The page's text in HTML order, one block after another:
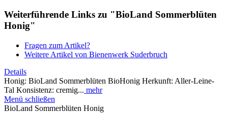
Weiterführende Links zu "BioLand Sommerblüten
Honig"
Fragen zum Artikel?
Weitere Artikel von Bienenwerk Suderbruch
Details
Honig: BioLand Sommerblüten BioHonig Herkunft: Aller-Leine-
Tal Konsistenz: cremig... mehr
Menü schließen
BioLand Sommerblüten Honig